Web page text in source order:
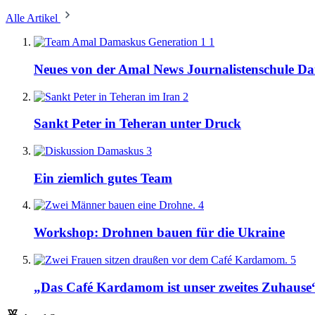
Alle Artikel
1
Neues von der Amal News Journalistenschule
2
Sankt Peter in Teheran unter Druck
3
Ein ziemlich gutes Team
4
Workshop: Drohnen bauen für die Ukraine
5
„Das Café Kardamom ist unser zweites